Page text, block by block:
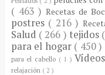
( 463 )Recetas de
postres ( 216 )
Salud ( 266 ) tejidos
para el hogar ( 450 )
para el cabello ( 1 )
relajación ( 2 )